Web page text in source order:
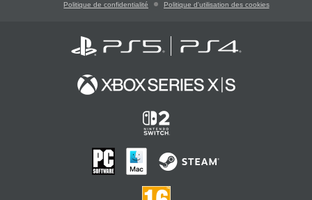
Politique de confidentialité Politique d'utilisation des cookies